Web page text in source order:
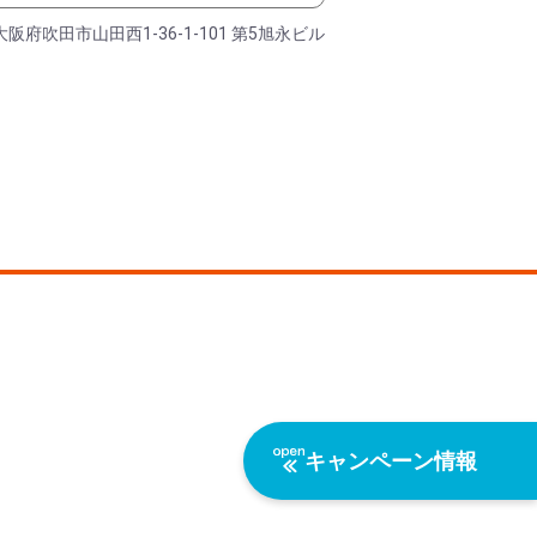
キャンペーン情報
阪府吹田市山田西1-36-1-101 第5旭永ビル